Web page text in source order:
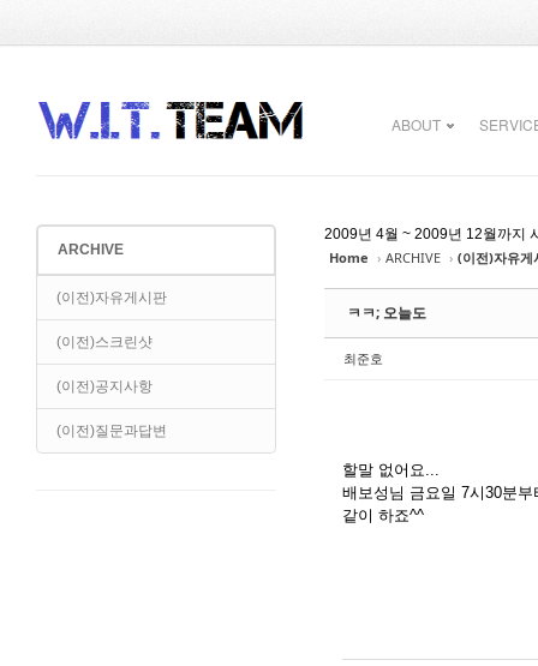
ABOUT
ARCHIVE
(이전)자유게시판
(이전)스크린샷
(이전)공지사항
(이전)질문과답변
2009년 4월 ~ 2009년 12월까지
Home › ARCHIVE › (이전)자유게
ㅋㅋ; 오늘도
최준호
할말 없어요...
배보성님 금요일 7시30분
같이 하죠^^
Sketchbook5, 스케치북5
Sketchbook5, 스케치북5
Sketchbook5, 스케치북5
Sketchbook5, 스케치북5